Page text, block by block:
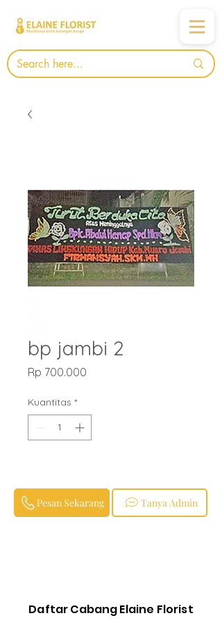
bp jambi 2
Rp 700.000
Kuantitas *
Tanya Admin
Pesan Sekarang
Daftar Cabang Elaine Florist